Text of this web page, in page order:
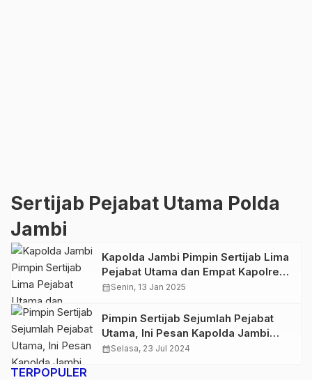
Sertijab Pejabat Utama Polda
Jambi
Kapolda Jambi Pimpin Sertijab Lima
Pejabat Utama dan Empat Kapolres
Jajaran
calendar_monthSenin, 13 Jan 2025
Pimpin Sertijab Sejumlah Pejabat
Utama, Ini Pesan Kapolda Jambi
Irjen Pol Rusdi Hartono
calendar_monthSelasa, 23 Jul 2024
TERPOPULER